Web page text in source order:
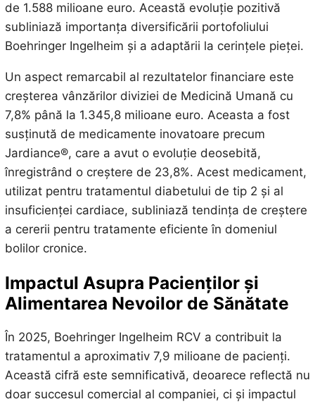
de 1.588 milioane euro. Această evoluție pozitivă
subliniază importanța diversificării portofoliului
Boehringer Ingelheim și a adaptării la cerințele pieței.
Un aspect remarcabil al rezultatelor financiare este
creșterea vânzărilor diviziei de Medicină Umană cu
7,8% până la 1.345,8 milioane euro. Aceasta a fost
susținută de medicamente inovatoare precum
Jardiance®, care a avut o evoluție deosebită,
înregistrând o creștere de 23,8%. Acest medicament,
utilizat pentru tratamentul diabetului de tip 2 și al
insuficienței cardiace, subliniază tendința de creștere
a cererii pentru tratamente eficiente în domeniul
bolilor cronice.
Impactul Asupra Pacienților și
Alimentarea Nevoilor de Sănătate
În 2025, Boehringer Ingelheim RCV a contribuit la
tratamentul a aproximativ 7,9 milioane de pacienți.
Această cifră este semnificativă, deoarece reflectă nu
doar succesul comercial al companiei, ci și impactul